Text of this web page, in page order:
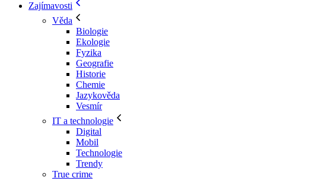
Zajímavosti
Věda
Biologie
Ekologie
Fyzika
Geografie
Historie
Chemie
Jazykověda
Vesmír
IT a technologie
Digital
Mobil
Technologie
Trendy
True crime